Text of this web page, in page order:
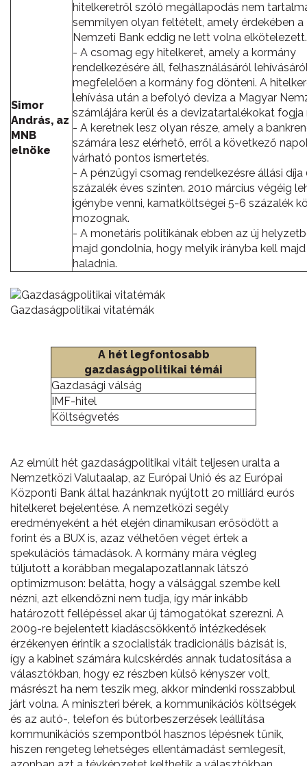
Simor
András, az
MNB
elnöke
hitelkeretről szóló megállapodás nem
semmilyen olyan feltételt, amely érdekében a
Nemzeti Bank eddig ne lett volna elkötelezett.
- A csomag egy hitelkeret, amely a kormány
rendelkezésére áll, felhasználásáról
megfelelően a kormány fog dönteni. A
lehívása után a befolyó deviza a Magyar
számlájára kerül és a devizatartalékokat fogja
- A keretnek lesz olyan része, amely a
számára lesz elérhető, erről a következő
várható pontos ismertetés.
- A pénzügyi csomag rendelkezésre állási díja
százalék éves szinten. 2010 március végéig
igénybe venni, kamatköltségei 5-6 százalék
mozognak.
- A monetáris politikának ebben az új
majd gondolnia, hogy melyik irányba kell majd
haladnia.
Gazdaságpolitikai vitatémák
A hét legfontosabb
gazdaságpolitikai témái
Gazdasági válság
IMF-hitel
Költségvetés
Az elmúlt hét gazdaságpolitikai vitáit teljesen uralta a
Nemzetközi Valutaalap, az Európai Unió és az Európai
Központi Bank által hazánknak nyújtott 20 milliárd eurós
hitelkeret bejelentése. A nemzetközi segély
eredményeként a hét elején dinamikusan erősödött a
forint és a BUX is, azaz vélhetően véget értek a
spekulációs támadások. A kormány mára végleg
túljutott a korábban megalapozatlannak látszó
optimizmuson: belátta, hogy a válsággal szembe kell
nézni, azt elkendőzni nem tudja, így már inkább
határozott fellépéssel akar új támogatókat szerezni. A
2009-re bejelentett kiadáscsökkentő intézkedések
érzékenyen érintik a szocialisták tradicionális bázisát is,
így a kabinet számára kulcskérdés annak tudatosítása a
választókban, hogy ez részben külső kényszer volt,
másrészt ha nem teszik meg, akkor mindenki rosszabbul
járt volna. A miniszteri bérek, a kommunikációs költségek
és az autó-, telefon és bútorbeszerzések leállítása
kommunikációs szempontból hasznos lépésnek tűnik,
hiszen rengeteg lehetséges ellentámadást semlegesít,